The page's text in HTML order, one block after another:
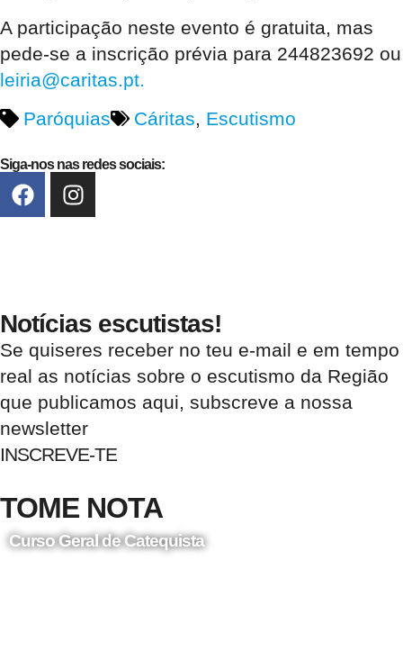
A participação neste evento é gratuita, mas
pede-se a inscrição prévia para 244823692 ou
leiria@caritas.pt.
Paróquias
Cáritas, Escutismo
Siga-nos nas redes sociais:
Notícias escutistas!
Se quiseres receber no teu e-mail e em tempo
real as notícias sobre o escutismo da Região
que publicamos aqui, subscreve a nossa
newsletter
INSCREVE-TE
TOME NOTA
Curso Geral de Catequista